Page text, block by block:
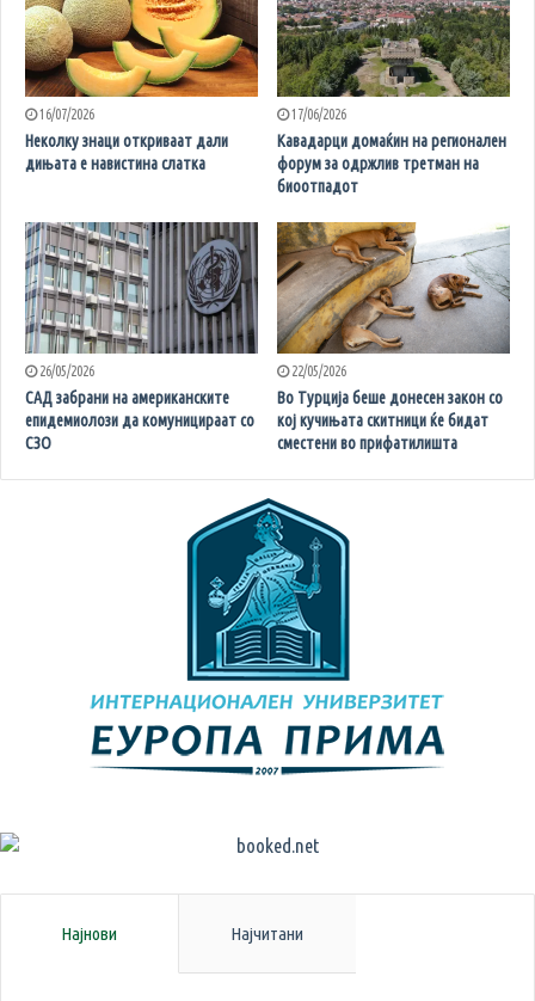
16/07/2026
Неколку знаци откриваат дали
дињата е навистина слатка
17/06/2026
Кавадарци домаќин на регионален
форум за одржлив третман на
биоотпадот
26/05/2026
САД забрани на американските
епидемиолози да комуницираат со
СЗО
22/05/2026
Во Турција беше донесен закон со
кој кучињата скитници ќе бидат
сместени во прифатилишта
Најнови Најчитани